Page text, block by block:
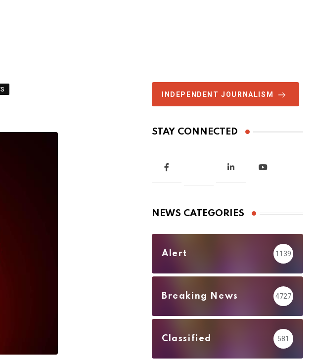
INDEPENDENT JOURNALISM
STAY CONNECTED
NEWS CATEGORIES
Alert 1139
Breaking News 4727
Classified 581